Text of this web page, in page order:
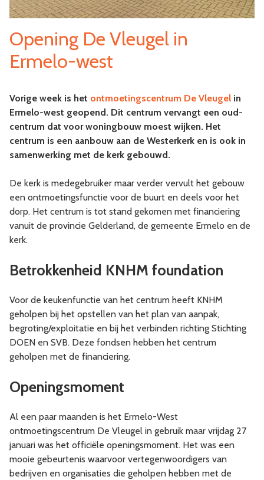
Opening De Vleugel in
Ermelo-west
Vorige week is het ontmoetingscentrum De Vleugel in
Ermelo-west geopend. Dit centrum vervangt een oud-
centrum dat voor woningbouw moest wijken. Het
centrum is een aanbouw aan de Westerkerk en is ook in
samenwerking met de kerk gebouwd.
De kerk is medegebruiker maar verder vervult het gebouw
een ontmoetingsfunctie voor de buurt en deels voor het
dorp. Het centrum is tot stand gekomen met financiering
vanuit de provincie Gelderland, de gemeente Ermelo en de
kerk.
Betrokkenheid KNHM foundation
Voor de keukenfunctie van het centrum heeft KNHM
geholpen bij het opstellen van het plan van aanpak,
begroting/exploitatie en bij het verbinden richting Stichting
DOEN en SVB. Deze fondsen hebben het centrum
geholpen met de financiering.
Openingsmoment
Al een paar maanden is het Ermelo-West
ontmoetingscentrum De Vleugel in gebruik maar vrijdag 27
januari was het officiële openingsmoment. Het was een
mooie gebeurtenis waarvoor vertegenwoordigers van
bedrijven en organisaties die geholpen hebben met de